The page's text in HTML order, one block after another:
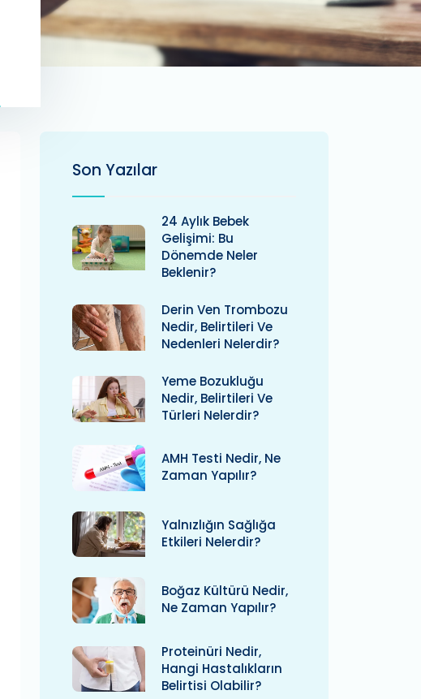
Son Yazılar
24 Aylık Bebek
Gelişimi: Bu
Dönemde Neler
Beklenir?
Derin Ven Trombozu
Nedir, Belirtileri Ve
Nedenleri Nelerdir?
Yeme Bozukluğu
Nedir, Belirtileri Ve
Türleri Nelerdir?
AMH Testi Nedir, Ne
Zaman Yapılır?
Yalnızlığın Sağlığa
Etkileri Nelerdir?
Boğaz Kültürü Nedir,
Ne Zaman Yapılır?
Proteinüri Nedir,
Hangi Hastalıkların
Belirtisi Olabilir?